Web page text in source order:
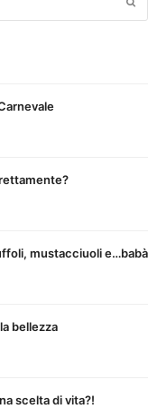
mustacciuoli e…babà
bellezza
scelta di vita?!